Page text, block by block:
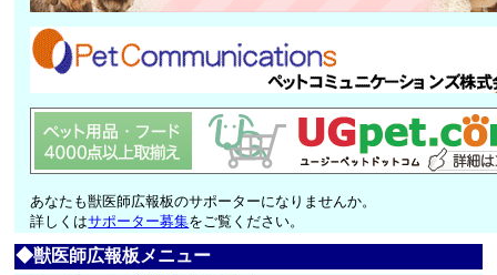
あなたも獣医師広報板のサポーターになりませんか。
詳しくはサポーター募集をご覧ください。
◆獣医師広報板メニュー